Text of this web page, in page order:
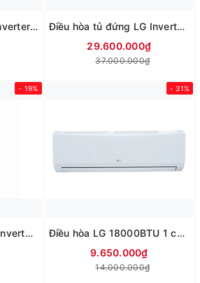
Điều hòa LG 1 chiều inverter 12.000Btu IFC12M1 (mới 2026)
Điều hòa tủ đứng LG Inverter 30.000Btu ZPNQ30GR5E0
29.600.000₫
37.000.000₫
- 19%
Điều hòa tủ đứng LG inverter 24000Btu ZPNQ24GS1A0
- 31%
Điều hòa LG 18000BTU 1 chiều K18CH
9.650.000₫
14.000.000₫